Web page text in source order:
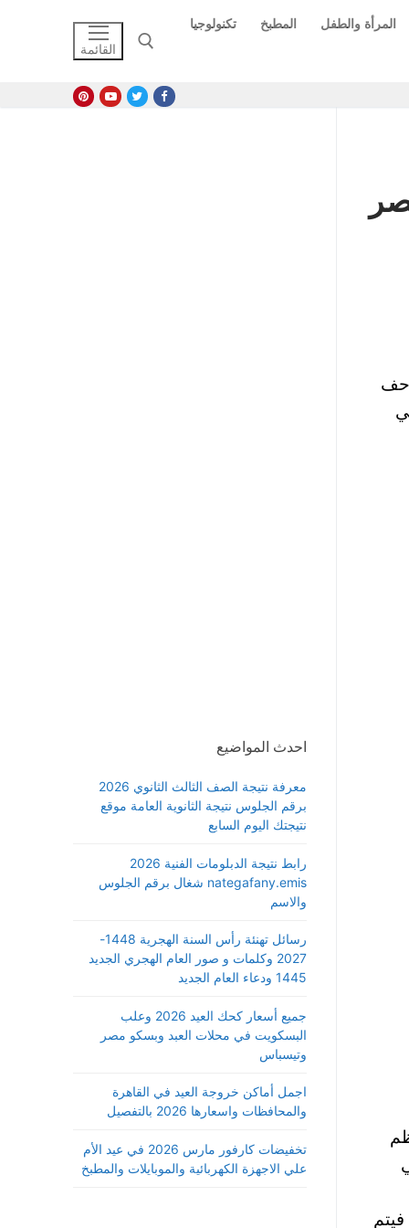
المرأة والطفل المطبخ
تكنولوجيا
القائمة
احدث المواضيع
معرفة نتيجة الصف الثالث الثانوي 2026
برقم الجلوس نتيجة الثانوية العامة موقع
نتيجتك اليوم السابع
رابط نتيجة الدبلومات الفنية 2026
nategafany.emis شغال برقم الجلوس
والاسم
رسائل تهنئة رأس السنة الهجرية 1448-
2027 وكلمات و صور العام الهجري الجديد
1445 ودعاء العام الجديد
جميع أسعار كحك العيد 2026 وعلب
البسكويت في محلات العبد وبسكو مصر
وتيسباس
اجمل أماكن خروجة العيد في القاهرة
والمحافظات واسعارها 2026 بالتفصيل
تخفيضات كارفور مارس 2026 في عيد الأم
علي الاجهزة الكهربائية والموبايلات والمطبخ